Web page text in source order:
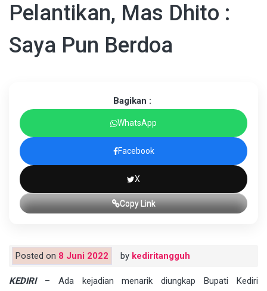
Pelantikan, Mas Dhito :
Saya Pun Berdoa
Bagikan :
WhatsApp
Facebook
X
Copy Link
Posted on 8 Juni 2022 by kediritangguh
KEDIRI– Ada kejadian menarik diungkap Bupati Kediri